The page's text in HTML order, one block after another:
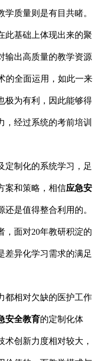
质量则是有目共睹。
此基础上体现出来的聚
输出高质量的教学资源
的全面运用，如此一来
极为有利，因此能够得
经过系统的考前培训
定制化的系统学习，足
案和策略，相信应急安
是值得整合利用的。
，面对20年教研积淀的
差异化学习需求的满足
都相对欠缺的医护工作
安全教育的定制化体
创新力度相对较大，